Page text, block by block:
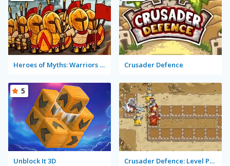
Heroes of Myths: Warriors of Gods Crusader Defence
Unblock It 3D
5
Crusader Defence: Level Pack 2